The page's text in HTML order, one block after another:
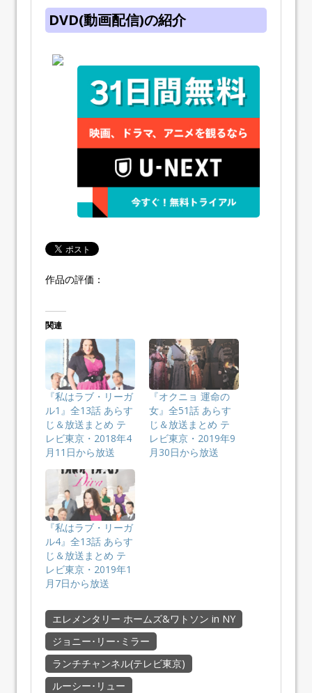
DVD(動画配信)の紹介
作品の評価：
関連
『私はラブ・リーガ
ル1』全13話 あらす
じ＆放送まとめ テ
レビ東京・2018年4
月11日から放送
『オクニョ 運命の
女』全51話 あらす
じ＆放送まとめ テ
レビ東京・2019年9
月30日から放送
『私はラブ・リーガ
ル4』全13話 あらす
じ＆放送まとめ テ
レビ東京・2019年1
月7日から放送
エレメンタリー ホームズ&ワトソン in NY
ジョニー･リー･ミラー
ランチチャンネル(テレビ東京)
ルーシー･リュー